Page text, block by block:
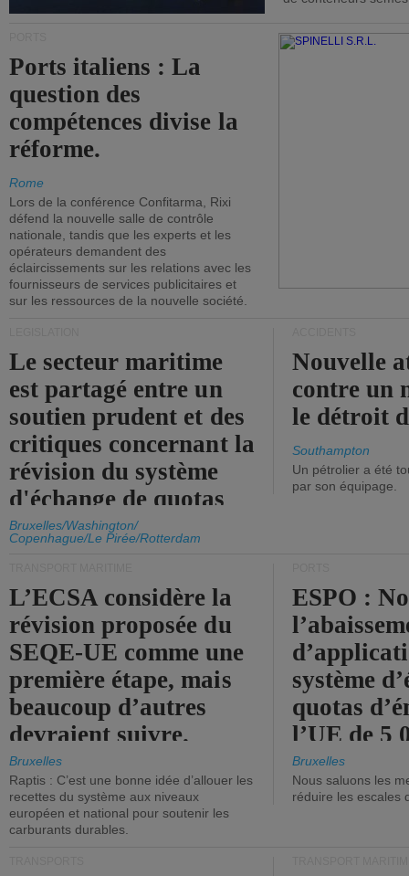
Ports italiens : La
question des
compétences divise la
réforme.
Rome
Lors de la conférence Confitarma, Rixi
défend la nouvelle salle de contrôle
nationale, tandis que les experts et les
opérateurs demandent des
éclaircissements sur les relations avec les
fournisseurs de services publicitaires et
sur les ressources de la nouvelle société.
Le secteur maritime
est partagé entre un
soutien prudent et des
critiques concernant la
révision du système
d'échange de quotas
d'émission de l'UE.
Bruxelles/Washington/
Copenhague/Le Pirée/Rotterdam
Nouvelle
contre un
le détroit
Southampton
Un pétrolier a été
par son équipage.
L’ECSA considère la
révision proposée du
SEQE-UE comme une
première étape, mais
beaucoup d’autres
devraient suivre.
Bruxelles
Raptis : C’est une bonne idée d’allouer les
recettes du système aux niveaux
européen et national pour soutenir les
carburants durables.
ESPO :
système
quotas
l’UE de 5
tonneaux
brute.
Bruxelles
Nous saluons les
réduire les escales